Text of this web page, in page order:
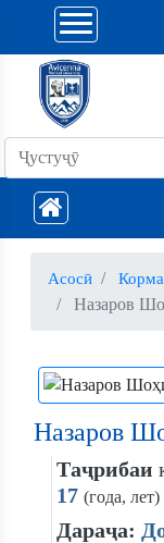
Асосӣ
Назаров
Назаров
Таҷрибаи
17 (года, лет)
Дараҷа: